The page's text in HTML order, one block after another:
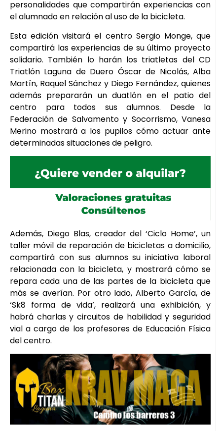
personalidades que compartirán experiencias con
el alumnado en relación al uso de la bicicleta.
Esta edición visitará el centro Sergio Monge, que
compartirá las experiencias de su último proyecto
solidario. También lo harán los triatletas del CD
Triatlón Laguna de Duero Óscar de Nicolás, Alba
Martín, Raquel Sánchez y Diego Fernández, quienes
además prepararán un duatlón en el patio del
centro para todos sus alumnos. Desde la
Federación de Salvamento y Socorrismo, Vanesa
Merino mostrará a los pupilos cómo actuar ante
determinadas situaciones de peligro.
Además, Diego Blas, creador del ‘Ciclo Home’, un
taller móvil de reparación de bicicletas a domicilio,
compartirá con sus alumnos su iniciativa laboral
relacionada con la bicicleta, y mostrará cómo se
repara cada una de las partes de la bicicleta que
más se averían. Por otro lado, Alberto García, de
‘Sk8 forma de vida’, realizará una exhibición, y
habrá charlas y circuitos de habilidad y seguridad
vial a cargo de los profesores de Educación Física
del centro.